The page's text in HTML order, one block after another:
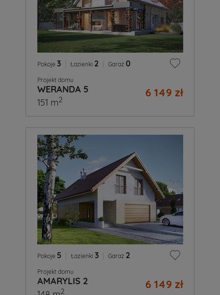
Pokoje 3 Łazienki 2 Garaż 0
Projekt domu
WERANDA 5 6 149 zł
151 m2
Pokoje 5 Łazienki 3 Garaż 2
Projekt domu
AMARYLIS 2 6 149 zł
2